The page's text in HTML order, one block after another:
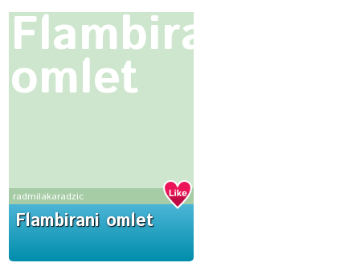
Flambirani
omlet
radmilakaradzic
Flambirani omlet